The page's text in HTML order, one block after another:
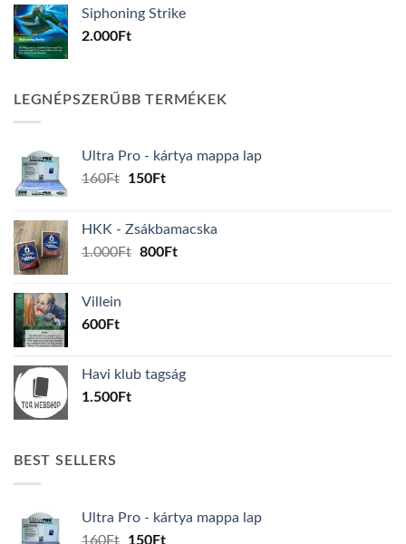
Siphoning Strike
2.000Ft
LEGNÉPSZERŰBB TERMÉKEK
Ultra Pro - kártya mappa lap
160Ft
Original
160Ft.
150FtCurrent
150Ft.
HKK - Zsákbamacska
1.000Ft Original
800FtCurrent
Villein
600Ft
Havi klub tagság
1.500Ft
BEST SELLERS
Ultra Pro - kártya mappa lap
160Ft
Original
150FtCurrent